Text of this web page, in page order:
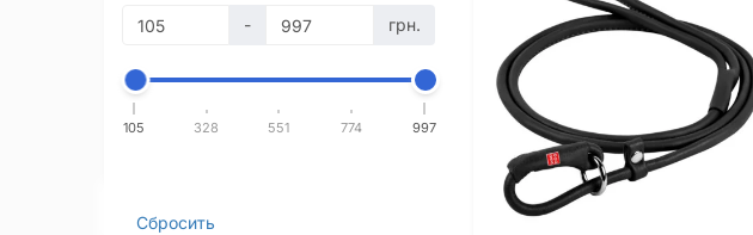
- грн.
105 328 551 774 997
Сбросить